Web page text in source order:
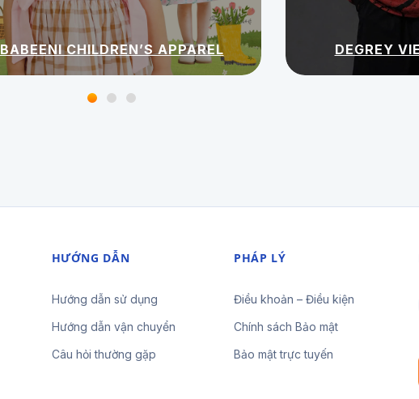
BABEENI CHILDREN’S APPAREL DEGREY
HƯỚNG DẪN
Hướng dẫn sử dụng
Hướng dẫn vận chuyển
Câu hỏi thường gặp
PHÁP LÝ
Điều khoản – Điều kiện
Chính sách Bảo mật
Bảo mật trực tuyến